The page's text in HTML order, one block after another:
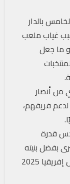
بالدار
غياب ملعب
ما جعل
من أنصار
لدعم فريقهم،
قدرة
بفضل بنيته
التحتية المتطورة، واستعداده لاحتضان كأس إفريقيا 2025